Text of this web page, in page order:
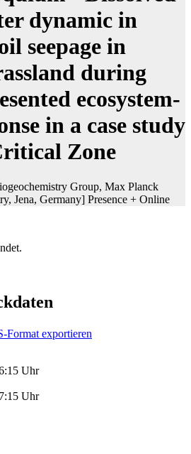
dynamic in
seepage in
during
ecosystem-
in a case study
Zone
Group, Max Planck
Jena, Germany] Presence + Online
Format exportieren
Uhr
Uhr